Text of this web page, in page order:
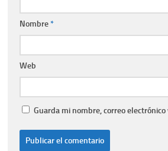
Nombre*
Web
Guarda mi nombre, correo